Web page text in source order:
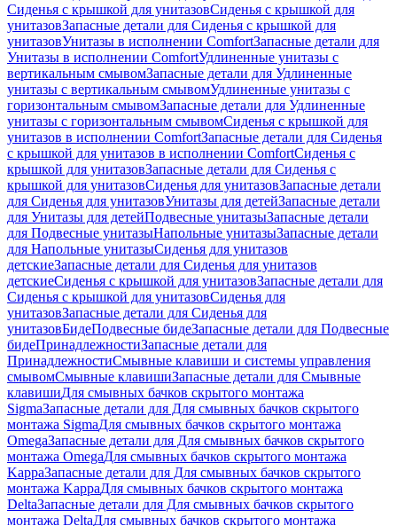
Сиденья с крышкой для унитазовСиденья с крышкой для
унитазовЗапасные детали для Сиденья с крышкой для
унитазовУнитазы в исполнении ComfortЗапасные детали для
Унитазы в исполнении ComfortУдлиненные унитазы с
вертикальным смывомЗапасные детали для Удлиненные
унитазы с вертикальным смывомУдлиненные унитазы с
горизонтальным смывомЗапасные детали для Удлиненные
унитазы с горизонтальным смывомСиденья с крышкой для
унитазов в исполнении ComfortЗапасные детали для Сиденья
с крышкой для унитазов в исполнении ComfortСиденья с
крышкой для унитазовЗапасные детали для Сиденья с
крышкой для унитазовСиденья для унитазовЗапасные детали
для Сиденья для унитазовУнитазы для детейЗапасные детали
для Унитазы для детейПодвесные унитазыЗапасные детали
для Подвесные унитазыНапольные унитазыЗапасные детали
для Напольные унитазыСиденья для унитазов
детскиеЗапасные детали для Сиденья для унитазов
детскиеСиденья с крышкой для унитазовЗапасные детали для
Сиденья с крышкой для унитазовСиденья для
унитазовЗапасные детали для Сиденья для
унитазовБидеПодвесные бидеЗапасные детали для Подвесные
бидеПринадлежностиЗапасные детали для
ПринадлежностиСмывные клавиши и системы управления
смывомСмывные клавишиЗапасные детали для Смывные
клавишиДля смывных бачков скрытого монтажа
SigmaЗапасные детали для Для смывных бачков скрытого
монтажа SigmaДля смывных бачков скрытого монтажа
OmegaЗапасные детали для Для смывных бачков скрытого
монтажа OmegaДля смывных бачков скрытого монтажа
KappaЗапасные детали для Для смывных бачков скрытого
монтажа KappaДля смывных бачков скрытого монтажа
DeltaЗапасные детали для Для смывных бачков скрытого
монтажа DeltaДля смывных бачков скрытого монтажа